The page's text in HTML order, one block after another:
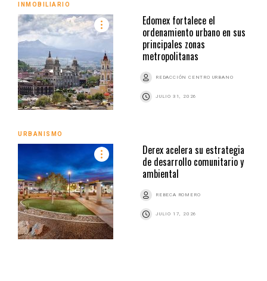
INMOBILIARIO
Edomex fortalece el
ordenamiento urbano en sus
principales zonas
metropolitanas
REDACCIÓN CENTRO URBANO
JULIO 31, 2026
URBANISMO
Derex acelera su estrategia
de desarrollo comunitario y
ambiental
REBECA ROMERO
JULIO 17, 2026